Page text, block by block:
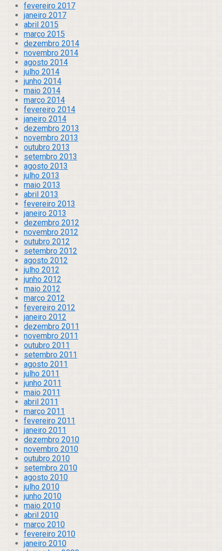
fevereiro 2017
janeiro 2017
abril 2015
março 2015
dezembro 2014
novembro 2014
agosto 2014
julho 2014
junho 2014
maio 2014
março 2014
fevereiro 2014
janeiro 2014
dezembro 2013
novembro 2013
outubro 2013
setembro 2013
agosto 2013
julho 2013
maio 2013
abril 2013
fevereiro 2013
janeiro 2013
dezembro 2012
novembro 2012
outubro 2012
setembro 2012
agosto 2012
julho 2012
junho 2012
maio 2012
março 2012
fevereiro 2012
janeiro 2012
dezembro 2011
novembro 2011
outubro 2011
setembro 2011
agosto 2011
julho 2011
junho 2011
maio 2011
abril 2011
março 2011
fevereiro 2011
janeiro 2011
dezembro 2010
novembro 2010
outubro 2010
setembro 2010
agosto 2010
julho 2010
junho 2010
maio 2010
abril 2010
março 2010
fevereiro 2010
janeiro 2010